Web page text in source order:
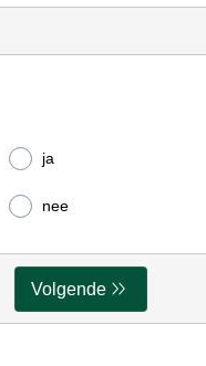
ja
nee
Volgende